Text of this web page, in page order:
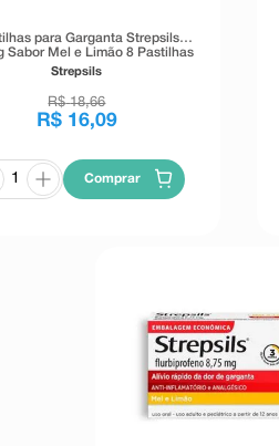
para Garganta Strepsils
Sabor Mel e Limão 8 Pastilhas
Strepsils
R$ 18,66
R$ 16,09
Comprar